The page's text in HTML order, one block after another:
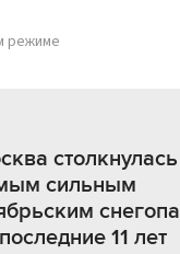
режиме
сильным
11 лет